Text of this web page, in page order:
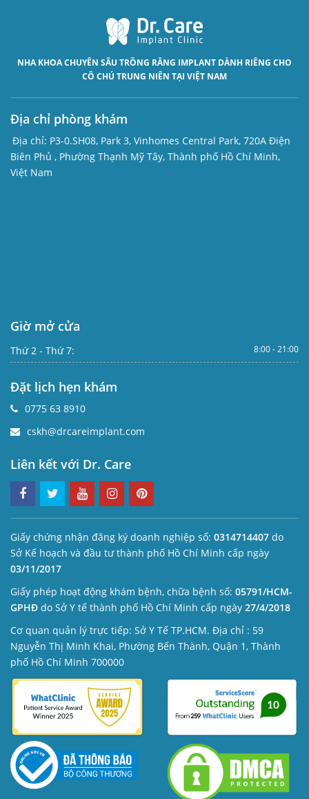
NHA KHOA CHUYÊN SÂU TRỒNG RĂNG IMPLANT DÀNH RIÊNG CHO
CÔ CHÚ TRUNG NIÊN TẠI VIỆT NAM
Địa chỉ phòng khám
Địa chỉ: P3-0.SH08, Park 3, Vinhomes Central Park, 720A Điện
Biên Phủ , Phường Thạnh Mỹ Tây, Thành phố Hồ Chí Minh,
Việt Nam
Giờ mở cửa
Thứ 2 - Thứ 7: 8:00 - 21:00
Đặt lịch hẹn khám
0775 63 8910
cskh@drcareimplant.com
Liên kết với Dr. Care
Giấy chứng nhận đăng ký doanh nghiệp số: 0314714407 do
Sở Kế hoạch và đầu tư thành phố Hồ Chí Minh cấp ngày
03/11/2017
Giấy phép hoạt động khám bệnh, chữa bệnh số: 05791/HCM-
GPHĐ do Sở Y tế thành phố Hồ Chí Minh cấp ngày 27/4/2018
Cơ quan quản lý trực tiếp: Sở Y Tế TP.HCM. Địa chỉ : 59
Nguyễn Thị Minh Khai, Phường Bến Thành, Quận 1, Thành
phố Hồ Chí Minh 700000